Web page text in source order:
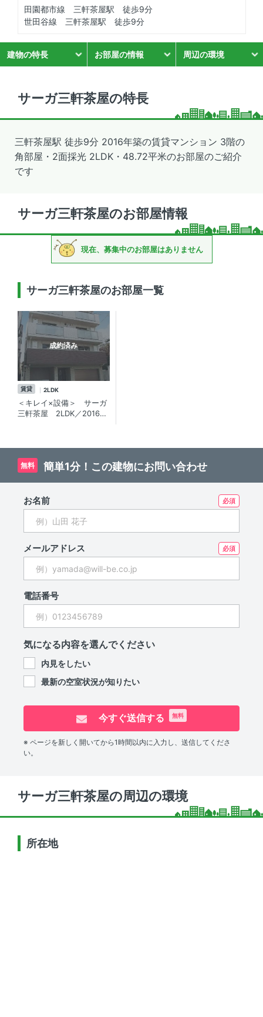
田園都市線 三軒茶屋駅 徒歩9分
世田谷線 三軒茶屋駅 徒歩9分
建物の特長 お部屋の情報 周辺の環境
サーガ三軒茶屋の特長
三軒茶屋駅 徒歩9分 2016年築の賃貸マンション 3階の
角部屋・2面採光 2LDK・48.72平米のお部屋のご紹介
です
サーガ三軒茶屋のお部屋情報
現在、募集中のお部屋はありません
サーガ三軒茶屋のお部屋一覧
成約済み
賃貸 2LDK
＜キレイ×設備＞ サーガ
三軒茶屋 2LDK／2016年
無料 簡単1分！この建物にお問い合わせ
お名前
メールアドレス
電話番号
気になる内容を選んでください
内見をしたい
最新の空室状況が知りたい
今すぐ送信する 無料
※ ページを新しく開いてから1時間以内に入力し、送信してくださ
い。
サーガ三軒茶屋の周辺の環境
所在地